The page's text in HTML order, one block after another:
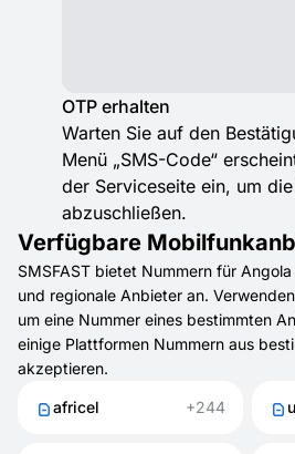
OTP erhalten
Warten Sie auf den
Menü „SMS-Code“
der Serviceseite ein, um
abzuschließen.
Verfügbare
SMSFAST bietet Nummern für
und regionale Anbieter an.
um eine Nummer eines bestimmten
einige Plattformen Nummern aus
akzeptieren.
africel +244